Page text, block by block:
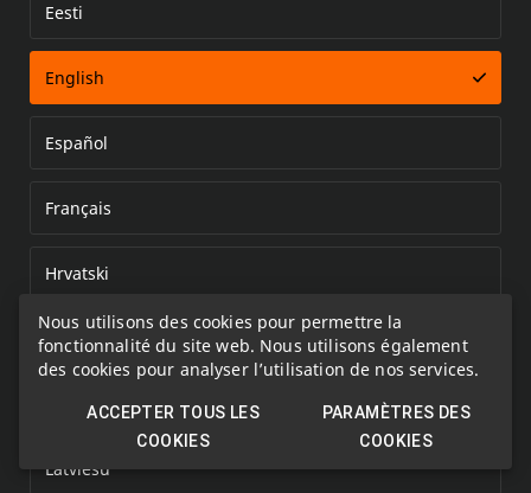
Nous utilisons des cookies pour permettre la
fonctionnalité du site web. Nous utilisons également
des cookies pour analyser l’utilisation de nos services.
ACCEPTER TOUS LES
COOKIES
PARAMÈTRES DES
COOKIES
Error loading document
Eesti
English
Español
Français
Hrvatski
Italiano
Kazakh
Latviešu